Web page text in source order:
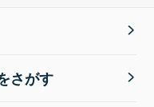
さがす